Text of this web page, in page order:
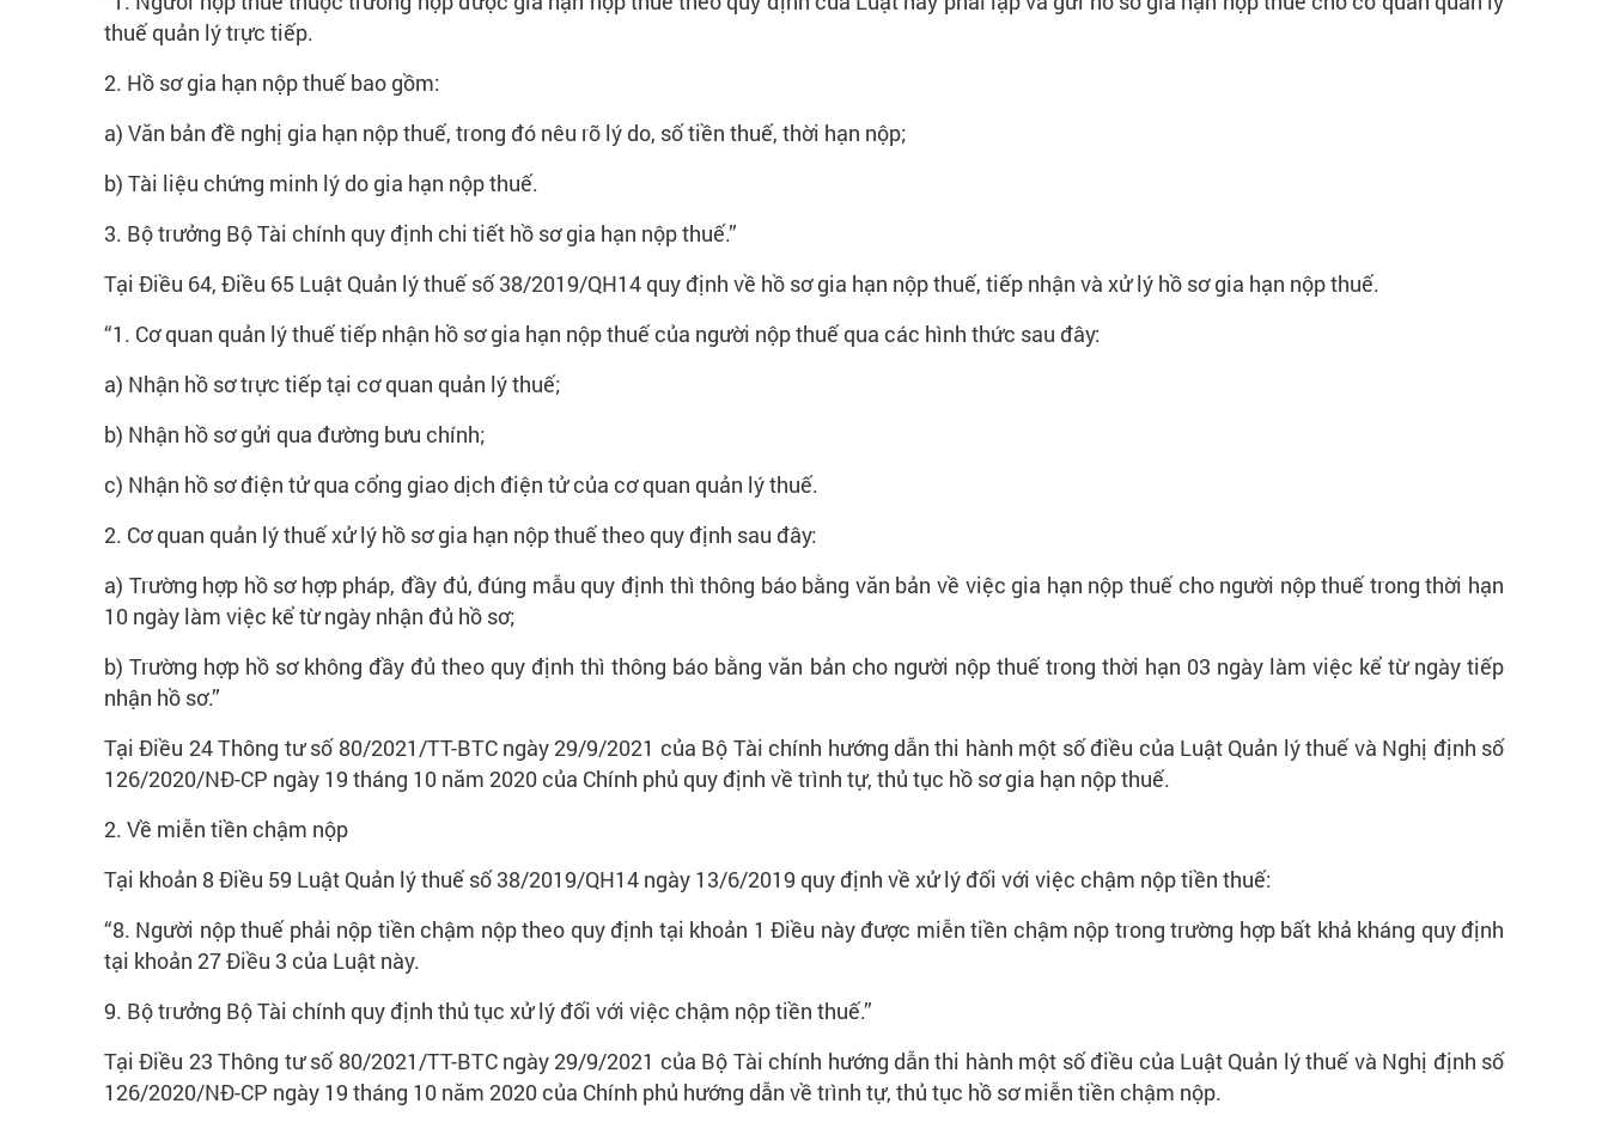
thuế quản lý trực tiếp.
2. Hồ sơ gia hạn nộp thuế bao gồm:
a) Văn bản đề nghị gia hạn nộp thuế, trong đó nêu rõ lý do, số tiền thuế, thời hạn nộp;
b) Tài liệu chứng minh lý do gia hạn nộp thuế.
3. Bộ trưởng Bộ Tài chính quy định chi tiết hồ sơ gia hạn nộp thuế.”
Tại Điều 64, Điều 65 Luật Quản lý thuế số 38/2019/QH14 quy định về hồ sơ gia hạn nộp thuế, tiếp nhận và xử lý hồ sơ gia hạn nộp thuế.
“1. Cơ quan quản lý thuế tiếp nhận hồ sơ gia hạn nộp thuế của người nộp thuế qua các hình thức sau đây:
a) Nhận hồ sơ trực tiếp tại cơ quan quản lý thuế;
b) Nhận hồ sơ gửi qua đường bưu chính;
c) Nhận hồ sơ điện tử qua cổng giao dịch điện tử của cơ quan quản lý thuế.
2. Cơ quan quản lý thuế xử lý hồ sơ gia hạn nộp thuế theo quy định sau đây:
a) Trường hợp hồ sơ hợp pháp, đầy đủ, đúng mẫu quy định thì thông báo bằng văn bản về việc gia hạn nộp thuế cho người nộp thuế trong thời hạn
10 ngày làm việc kể từ ngày nhận đủ hồ sơ;
b) Trường hợp hồ sơ không đầy đủ theo quy định thì thông báo bằng văn bản cho người nộp thuế trong thời hạn 03 ngày làm việc kể từ ngày tiếp
nhận hồ sơ.”
Tại Điều 24 Thông tư số 80/2021/TT-BTC ngày 29/9/2021 của Bộ Tài chính hướng dẫn thi hành một số điều của Luật Quản lý thuế và Nghị định số
126/2020/NĐ-CP ngày 19 tháng 10 năm 2020 của Chính phủ quy định về trình tự, thủ tục hồ sơ gia hạn nộp thuế.
2. Về miễn tiền chậm nộp
Tại khoản 8 Điều 59 Luật Quản lý thuế số 38/2019/QH14 ngày 13/6/2019 quy định về xử lý đối với việc chậm nộp tiền thuế:
“8. Người nộp thuế phải nộp tiền chậm nộp theo quy định tại khoản 1 Điều này được miễn tiền chậm nộp trong trường hợp bất khả kháng quy định
tại khoản 27 Điều 3 của Luật này.
9. Bộ trưởng Bộ Tài chính quy định thủ tục xử lý đối với việc chậm nộp tiền thuế.”
Tại Điều 23 Thông tư số 80/2021/TT-BTC ngày 29/9/2021 của Bộ Tài chính hướng dẫn thi hành một số điều của Luật Quản lý thuế và Nghị định số
126/2020/NĐ-CP ngày 19 tháng 10 năm 2020 của Chính phủ hướng dẫn về trình tự, thủ tục hồ sơ miễn tiền chậm nộp.